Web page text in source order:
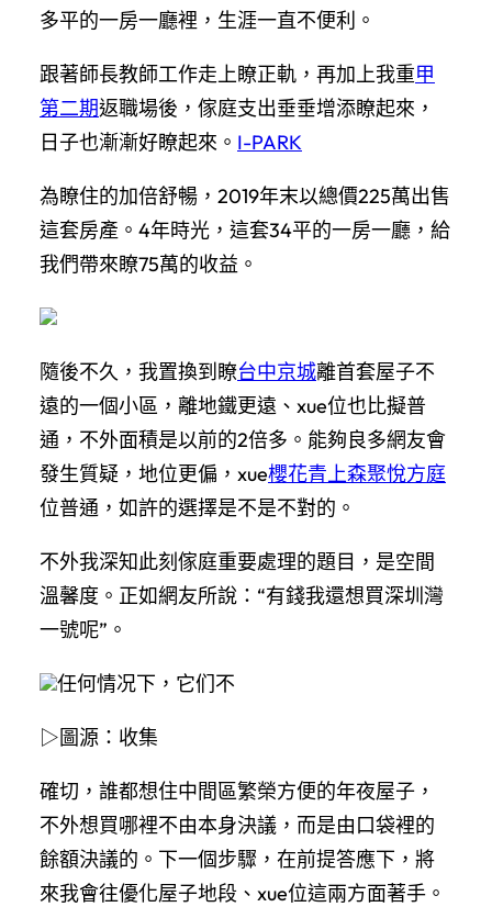
多平的一房一廳裡，生涯一直不便利。
跟著師長教師工作走上瞭正軌，再加上我重甲
第二期返職場後，傢庭支出垂垂增添瞭起來，
日子也漸漸好瞭起來。 I-PARK
為瞭住的加倍舒暢，2019年末以總價225萬出售
這套房產。4年時光，這套34平的一房一廳，給
我們帶來瞭75萬的收益。
隨後不久，我置換到瞭台中京城離首套屋子不
遠的一個小區，離地鐵更遠、xue位也比擬普
通，不外面積是以前的2倍多。能夠良多網友會
發生質疑，地位更偏，xue櫻花青上森聚悅方庭
位普通，如許的選擇是不是不對的。
不外我深知此刻傢庭重要處理的題目，是空間
溫馨度。正如網友所說：“有錢我還想買深圳灣
一號呢”。
任何情况下，它们不
▷圖源：收集
確切，誰都想住中間區繁榮方便的年夜屋子，
不外想買哪裡不由本身決議，而是由口袋裡的
餘額決議的。下一個步驟，在前提答應下，將
來我會往優化屋子地段、xue位這兩方面著手。